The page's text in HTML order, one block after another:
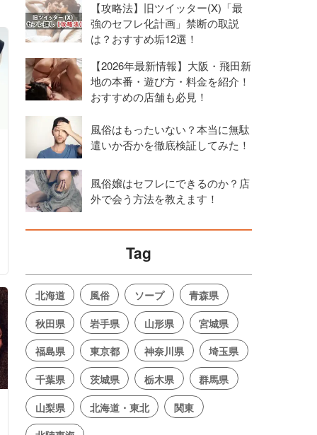
【攻略法】旧ツイッター(X)「最
強のセフレ化計画」禁断の取説
は？おすすめ垢12選！
【2026年最新情報】大阪・飛田新
地の本番・遊び方・料金を紹介！
おすすめの店舗も必見！
風俗はもったいない？本当に無駄
遣いか否かを徹底検証してみた！
風俗嬢はセフレにできるのか？店
外で会う方法を教えます！
Tag
北海道 風俗 ソープ
青森県
秋田県
岩手県 山形県
宮城県
福島県
東京都 神奈川県
埼玉県
千葉県
茨城県 栃木県
群馬県
山梨県
北海道・東北
関東